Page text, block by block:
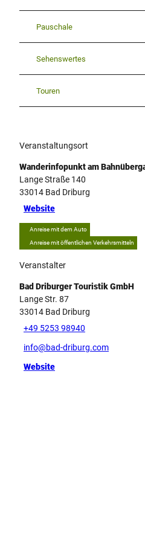
Pauschale
Sehenswertes
Touren
Veranstaltungsort
Wanderinfopunkt am
Lange Straße 140
33014 Bad Driburg
Website
Anreise mit dem Auto
Anreise mit öffentlichen Verkehrsmitteln
Veranstalter
Bad Driburger Touristik GmbH
Lange Str. 87
33014 Bad Driburg
+49 5253 98940
info@bad-driburg.com
Website